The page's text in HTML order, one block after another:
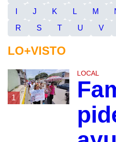
J K L M
R
S T U V
LO+VISTO
1
LOCAL